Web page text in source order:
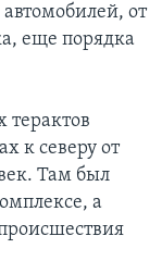
автомобилей, от
еще порядка
к северу от
Там был
а